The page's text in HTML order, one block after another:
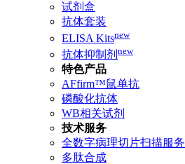
试剂盒
抗体套装
ELISA Kitsnew
抗体抑制剂 new
特色产品
AFfirm™鼠单抗
磷酸化抗体
WB相关试剂
技术服务
全数字病理切片扫描服务
多肽合成